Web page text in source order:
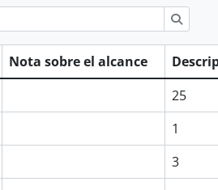
Nota sobre el alcance
25
1
3